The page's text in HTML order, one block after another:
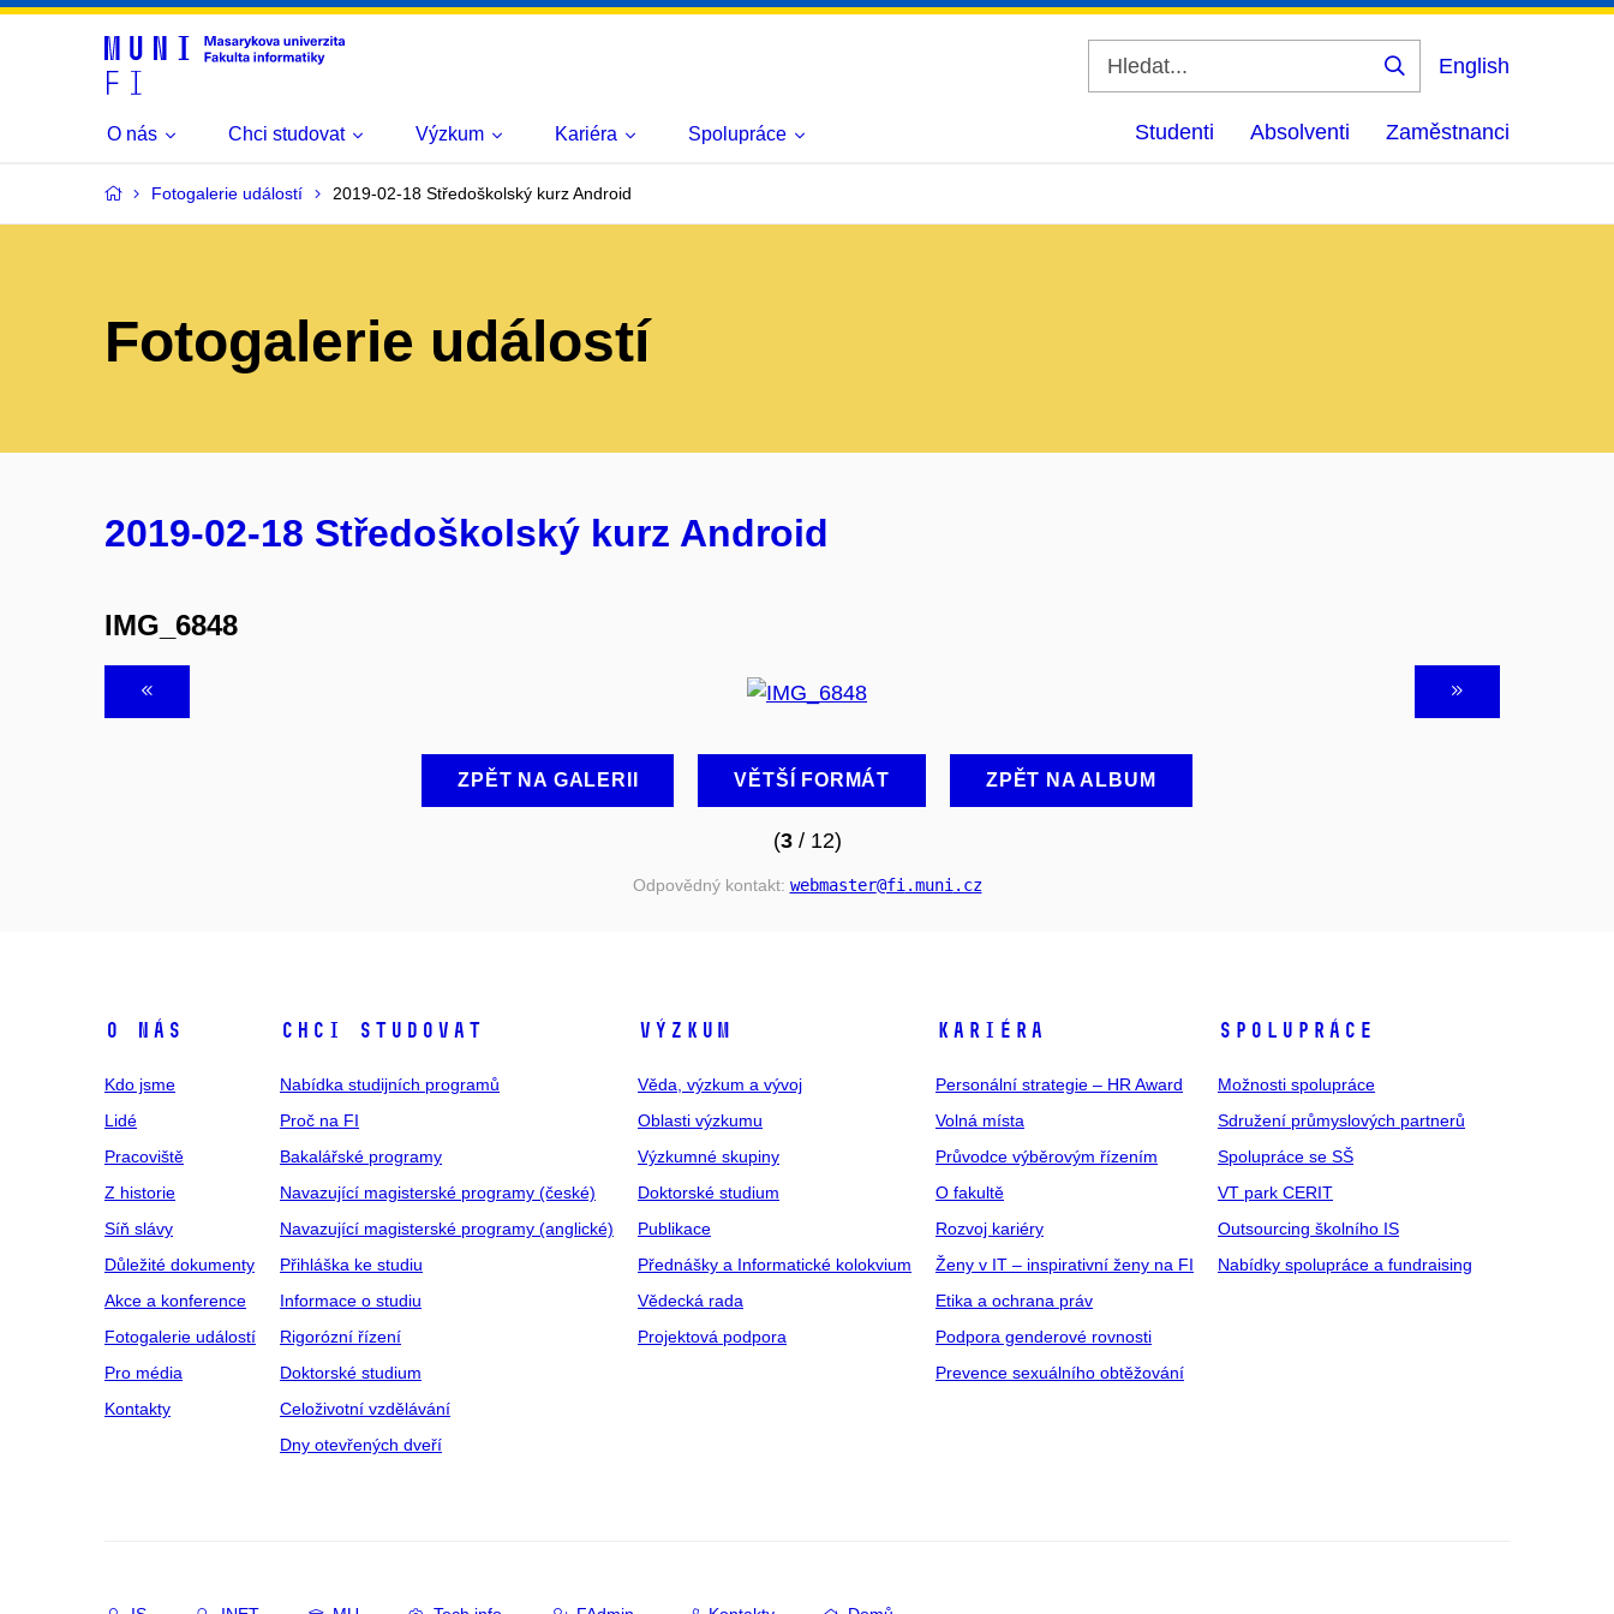
Vyhledat
English
O nás Chci studovat Výzkum Kariéra Spolupráce Studenti Absolventi Zaměstnanci
Fotogalerie událostí 2019-02-18 Středoškolský kurz Android
Fotogalerie událostí
2019-02-18 Středoškolský kurz Android
IMG_6848
ZPĚT NA GALERII VĚTŠÍ FORMÁT ZPĚT NA ALBUM
(3/ 12)
Odpovědný kontakt: webmaster@fi .muni .cz
O NÁS
Kdo jsme
Lidé
Pracoviště
Z historie
Síň slávy
Důležité dokumenty
Akce a konference
Fotogalerie událostí
Pro média
Kontakty
CHCI STUDOVAT
Nabídka studijních programů
Proč na FI
Bakalářské programy
Navazující magisterské programy (české)
Navazující magisterské programy (anglické)
Přihláška ke studiu
Informace o studiu
Rigorózní řízení
Doktorské studium
Celoživotní vzdělávání
Dny otevřených dveří
VÝZKUM
Věda, výzkum a vývoj
Oblasti výzkumu
Výzkumné skupiny
Doktorské studium
Publikace
Přednášky a Informatické kolokvium
Vědecká rada
Projektová podpora
KARIÉRA
Personální strategie – HR Award
Volná místa
Průvodce výběrovým řízením
O fakultě
Rozvoj kariéry
Ženy v IT – inspirativní ženy na FI
Etika a ochrana práv
Podpora genderové rovnosti
Prevence sexuálního obtěžování
SPOLUPRÁCE
Možnosti spolupráce
Sdružení průmyslových partnerů
Spolupráce se SŠ
VT park CERIT
Outsourcing školního IS
Nabídky spolupráce a fundraising